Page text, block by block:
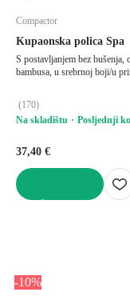
Compactor
Kupaonska polica Spa
S postavljanjem bez bušenja,
bambusa, u srebrnoj boji/u
(170)
Na skladištu
Posljednji
37,40 €
-10%